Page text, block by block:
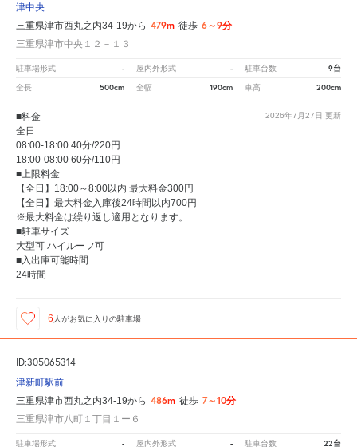
津中央
三重県津市西丸之内34-19から 479m 徒歩 6～9分
三重県津市中央１２－１３
駐車場形式 - 屋内外形式 - 駐車台数 9台
全長 500cm 全幅 190cm 車高 200cm
2026年7月27日 更新
■料金
全日
08:00-18:00 40分/220円
18:00-08:00 60分/110円
■上限料金
【全日】18:00～8:00以内 最大料金300円
【全日】最大料金入庫後24時間以内700円
※最大料金は繰り返し適用となります。
■駐車サイズ
大型可 ハイルーフ可
■入出庫可能時間
24時間
6 人がお気に入りの駐車場
ID:305065314
津新町駅前
三重県津市西丸之内34-19から 486m 徒歩 7～10分
三重県津市八町１丁目１ー６
駐車場形式 - 屋内外形式 - 駐車台数 22台